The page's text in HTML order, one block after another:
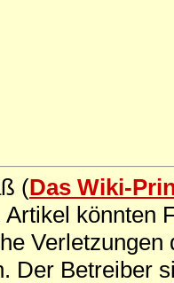
(Das Wiki-
könnten
Der Betreiber